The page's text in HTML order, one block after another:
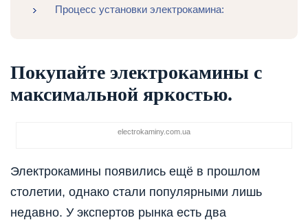
Процесс установки электрокамина:
Покупайте электрокамины с
максимальной яркостью.
electrokaminy.com.ua
Электрокамины появились ещё в прошлом
столетии, однако стали популярными лишь
недавно. У экспертов рынка есть два